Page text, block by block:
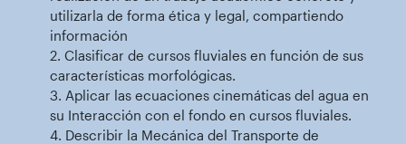
utilizarla de forma ética y legal, compartiendo
información
2. Clasificar de cursos fluviales en función de sus
características morfológicas.
3. Aplicar las ecuaciones cinemáticas del agua en
su Interacción con el fondo en cursos fluviales.
4. Describir la Mecánica del Transporte de